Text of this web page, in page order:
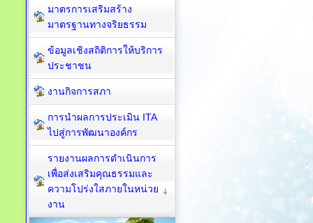
มาตรการเสริมสร้าง
มาตรฐานทางจริยธรรม
ข้อมูลเชิงสถิติการให้บริการ
ประชาชน
งานกิจการสภา
การนำผลการประเมิน ITA
ไปสู่การพัฒนาองค์กร
รายงานผลการดำเนินการ
เพื่อส่งเสริมคุณธรรมและ
ความโปร่งใสภายในหน่วย
งาน